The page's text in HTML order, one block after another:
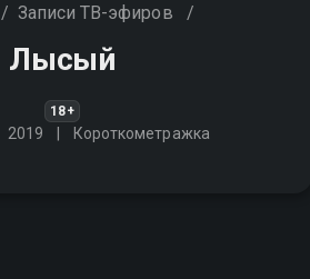
/ Записи ТВ-эфиров /
Лысый
18+
2019 Короткометражка